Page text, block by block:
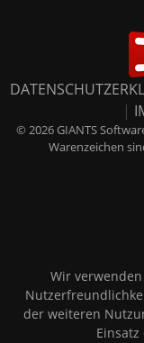
|
© 2026 GIANTS
Warenzeichen
Wir
der weiteren